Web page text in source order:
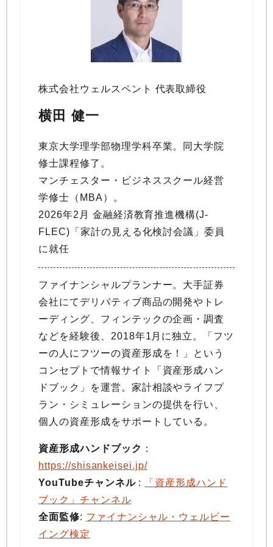
株式会社ウェルスペント 代表取締役
横田 健一
東京大学理学部物理学科卒業。同大学院
修士課程修了。
マンチェスター・ビジネススクール経営
学修士（MBA）。
2026年2月 金融経済教育推進機構(J-
FLEC)「家計の見える化検討会議」委員
に就任
ファイナンシャルプランナー。大手証券
会社にてデリバティブ商品の開発やトレ
ーディング、フィンテックの企画・調査
などを経験後、2018年1月に独立。「フツ
ーの人にフツーの資産形成を！」という
コンセプトで情報サイト「資産形成ハン
ドブック」を運営。家計相談やライフプ
ラン・シミュレーションの提供を行い、
個人の資産形成をサポートしている。
資産形成ハンドブック ：
https://shisankeisei.jp/
YouTubeチャンネル:
「資産形成ハンド
ブック」チャンネル
全面監修: ファイナンシャル・ウェルビー
イング検定